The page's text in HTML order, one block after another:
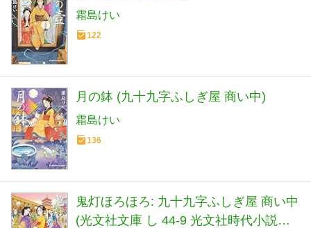
霜島けい
122
月の鉢 (九十九字ふしぎ屋 商い中)
霜島けい
136
鬼灯ほろほろ: 九十九字ふしぎ屋 商い中
(光文社文庫 し 44-9 光文社時代小説文